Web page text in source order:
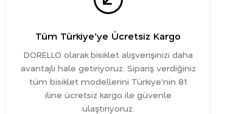
Tüm Türkiye'ye Ücretsiz Kargo
DORELLO olarak bisiklet alışverişinizi daha
avantajlı hale getiriyoruz. Sipariş verdiğiniz
tüm bisiklet modellerini Türkiye'nin 81
iline ücretsiz kargo ile güvenle
ulaştırıyoruz.